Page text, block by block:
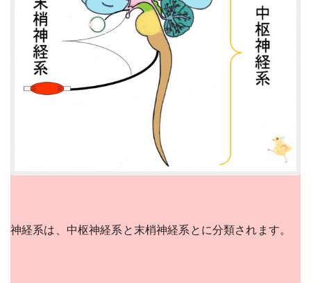
神経系は、中枢神経系と末梢神経系とに分類されます。